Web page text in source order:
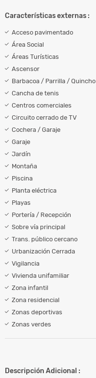
Características externas :
Acceso pavimentado
Área Social
Áreas Turísticas
Ascensor
Barbacoa / Parrilla / Quincho
Cancha de tenis
Centros comerciales
Circuito cerrado de TV
Cochera / Garaje
Garaje
Jardín
Montaña
Piscina
Planta eléctrica
Playas
Portería / Recepción
Sobre vía principal
Trans. público cercano
Urbanización Cerrada
Vigilancia
Vivienda unifamiliar
Zona infantil
Zona residencial
Zonas deportivas
Zonas verdes
Descripción Adicional :